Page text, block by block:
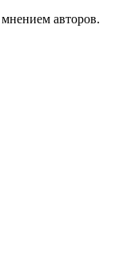
авторов.